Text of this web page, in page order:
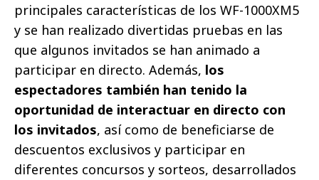
principales características de los WF-1000XM5
y se han realizado divertidas pruebas en las
que algunos invitados se han animado a
participar en directo. Además, los
espectadores también han tenido la
oportunidad de interactuar en directo con
los invitados, así como de beneficiarse de
descuentos exclusivos y participar en
diferentes concursos y sorteos, desarrollados